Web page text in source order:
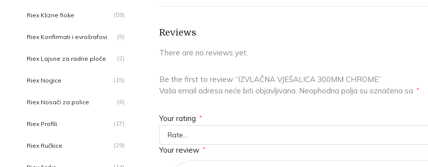
Riex Klizne fioke (59)
Riex Konfirmati i evrošrafovi (5)
Riex Lajsne za radne ploče (2)
Riex Nogice (15)
Riex Nosači za police (6)
Riex Profili (17)
Riex Ručkice (29)
Reviews
There are no reviews yet.
Be the first to review “IZVLAČNA VJEŠALICA 300MM CHROME”
Vaša email adresa neće biti objavljivana. Neophodna polja su označena sa *
Your rating *
Your review *